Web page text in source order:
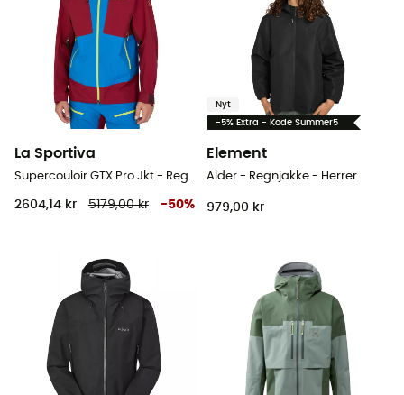
La Sportiva
2604,14 kr 5179,00 kr -50%
Nyt
-5% Extra - Kode Summer5
Element
Alder - Regnjakke - Herrer
979,00 kr